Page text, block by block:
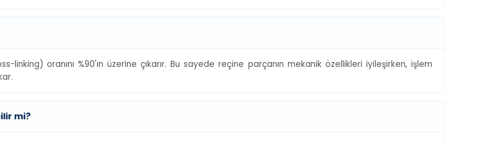
oranını %90'ın üzerine çıkarır. Bu sayede reçine parçanın mekanik özellikleri iyileşirken, işlem
mi?